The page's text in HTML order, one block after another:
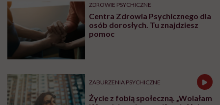
ZDROWIE PSYCHICZNE
Centra Zdrowia Psychicznego dla
osób dorosłych. Tu znajdziesz
pomoc
ZABURZENIA PSYCHICZNE
Życie z fobią społeczną. „Wolałam